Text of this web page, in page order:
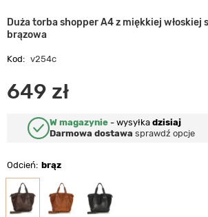
Duża torba shopper A4 z miękkiej włoskiej
brązowa
Kod: v254c
649 zł
W magazynie - wysyłka dzisiaj
Darmowa dostawa sprawdź opcje
Odcień brąz